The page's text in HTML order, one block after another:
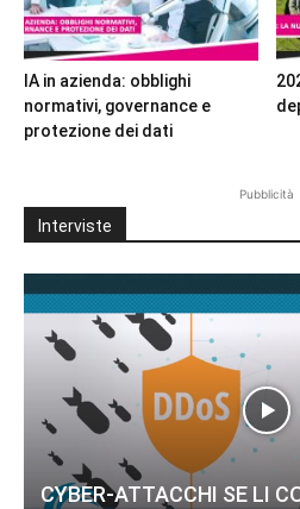
IA in azienda: obblighi
normativi, governance e
protezione dei dati
Pubblicità
Interviste
CYBER-ATTACCHI SE LI